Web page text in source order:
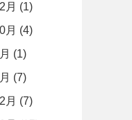
月 (1)
月 (4)
(1)
(7)
月 (7)